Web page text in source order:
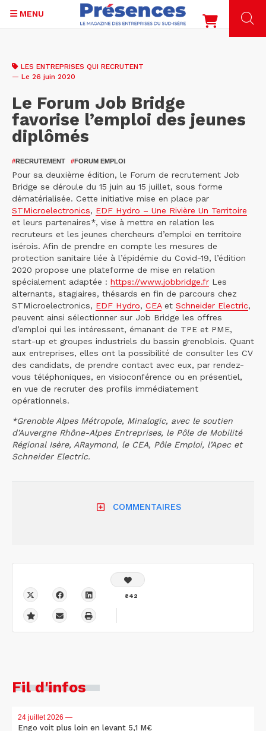
contenu
MENU
LES ENTREPRISES QUI RECRUTENT
— Le 26 juin 2020
Le Forum Job Bridge
favorise l’emploi des jeunes
diplômés
#RECRUTEMENT #FORUM EMPLOI
Pour sa deuxième édition, le Forum de recrutement Job
Bridge se déroule du 15 juin au 15 juillet, sous forme
dématérialisée. Cette initiative mise en place par
STMicroelectronics, EDF Hydro – Une Rivière Un Territoire
et leurs partenaires*, vise à mettre en relation les
recruteurs et les jeunes chercheurs d’emploi en territoire
isérois. Afin de prendre en compte les mesures de
protection sanitaire liée à l’épidémie du Covid-19, l’édition
2020 propose une plateforme de mise en relation
spécialement adaptée : https://www.jobbridge.fr Les
alternants, stagiaires, thésards en fin de parcours chez
STMicroelectronics, EDF Hydro, CEAet Schneider Electric,
peuvent ainsi sélectionner sur Job Bridge les offres
d’emploi qui les intéressent, émanant de TPE et PME,
start-up et groupes industriels du bassin grenoblois. Quant
aux entreprises, elles ont la possibilité de consulter les CV
des candidats, de prendre contact avec eux, par rendez-
vous téléphoniques, en visioconférence ou en présentiel,
en vue de recruter des profils immédiatement
opérationnels.
*Grenoble Alpes Métropole, Minalogic, avec le soutien
d’Auvergne Rhône-Alpes Entreprises, le Pôle de Mobilité
Régional Isère, ARaymond, le CEA, Pôle Emploi, l’Apec et
Schneider Electric.
COMMENTAIRES
842
Fil d'infos
24 juillet 2026 —
Engo voit plus loin en levant 5,1 M€